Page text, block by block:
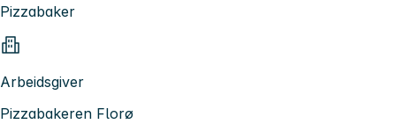
Pizzabaker
Arbeidsgiver
Pizzabakeren Florø